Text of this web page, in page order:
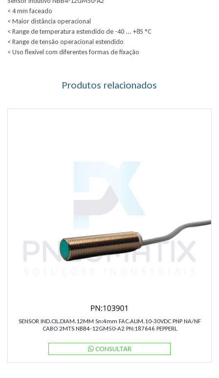
< 4 mm faceado
< Maior distância operacional
< Range de temperatura estendido de -40 ... +85 °C
< Range de tensão operacional estendido
< Uso flexível com diferentes formas de fixação
Produtos relacionados
SENSOR IND.CIL.DIAM.12MM Sn:4mm FAC.ALIM.10-30VDC PNP NA/NF
CABO 2MTS NBB4-12GM50-A2 PN:187646 PEPPERL
CONSULTAR